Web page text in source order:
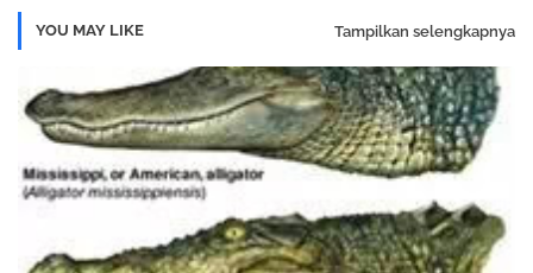
YOU MAY LIKE Tampilkan selengkapnya